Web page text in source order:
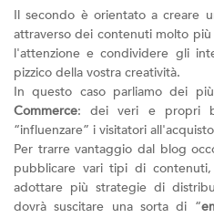
Il secondo è orientato a creare
attraverso dei contenuti molto
l'attenzione e condividere gli
pizzico della vostra creatività.
In questo caso parliamo dei
Commerce: dei veri e propri
“influenzare” i visitatori
Per trarre vantaggio dal blog
pubblicare vari tipi di
adottare più strategie di
dovrà suscitare una sorta di “